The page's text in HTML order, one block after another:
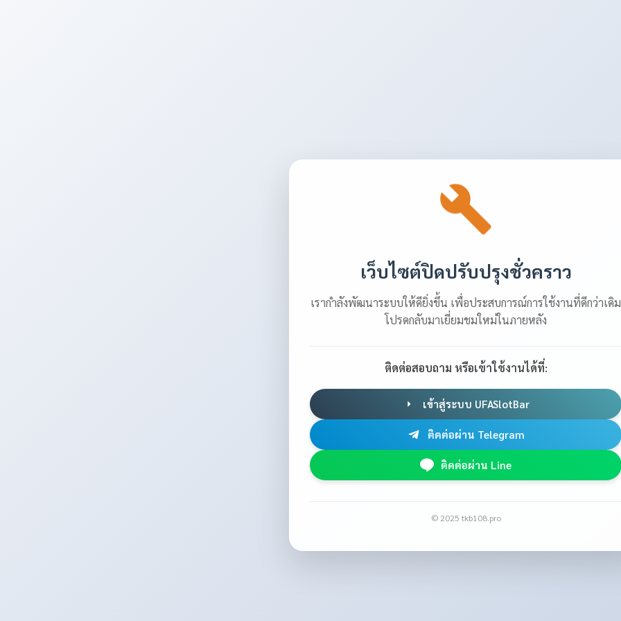
เว็บไซต์ปิดปรับปรุงชั่วคราว
เรากำลังพัฒนาระบบให้ดียิ่งขึ้น เพื่อประสบการณ์การใช้งานที่ดีกว่าเดิม
โปรดกลับมาเยี่ยมชมใหม่ในภายหลัง
ติดต่อสอบถาม หรือเข้าใช้งานได้ที่:
เข้าสู่ระบบ UFASlotBar
ติดต่อผ่าน Telegram
ติดต่อผ่าน Line
© 2025 tkb108.pro